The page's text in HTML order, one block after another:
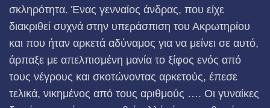
σκληρότητα. Ένας γενναίος άνδρας, που είχε
διακριθεί συχνά στην υπεράσπιση του Ακρωτηρίου
και που ήταν αρκετά αδύναμος για να μείνει σε αυτό,
άρπαξε με απελπισμένη μανία το ξίφος ενός από
τους νέγρους και σκοτώνοντας αρκετούς, έπεσε
τελικά, νικημένος από τους αριθμούς …. Οι γυναίκες